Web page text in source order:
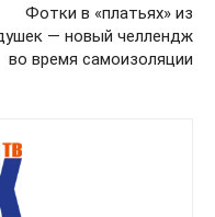
Фотки в «платьях» из
— новый челлендж
во время самоизоляции